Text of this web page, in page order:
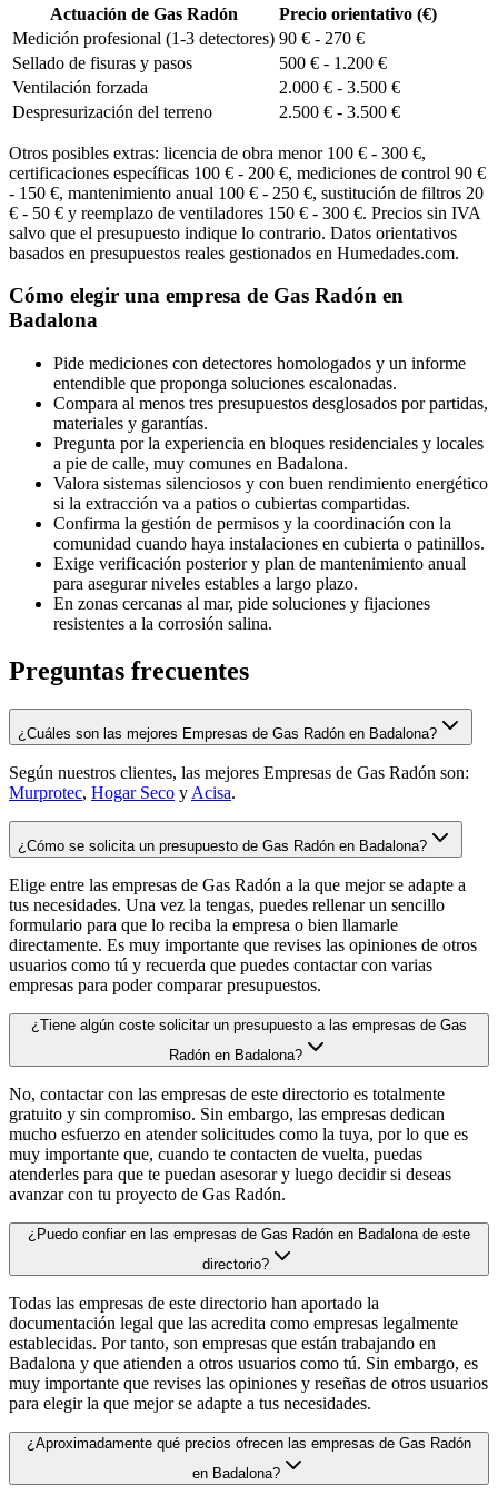
Actuación de Gas Radón
Precio orientativo (€)
Medición profesional (1-3 detectores) 90 € - 270 €
Sellado de fisuras y pasos
500 € - 1.200 €
Ventilación forzada
2.000 € - 3.500 €
Despresurización del terreno
2.500 € - 3.500 €
Otros posibles extras: licencia de obra menor 100 € - 300 €,
certificaciones específicas 100 € - 200 €, mediciones de control 90 €
- 150 €, mantenimiento anual 100 € - 250 €, sustitución de filtros 20
€ - 50 € y reemplazo de ventiladores 150 € - 300 €. Precios sin IVA
salvo que el presupuesto indique lo contrario. Datos orientativos
basados en presupuestos reales gestionados en Humedades.com.
Cómo elegir una empresa de Gas Radón en
Badalona
Pide mediciones con detectores homologados y un informe
entendible que proponga soluciones escalonadas.
Compara al menos tres presupuestos desglosados por partidas,
materiales y garantías.
Pregunta por la experiencia en bloques residenciales y locales
a pie de calle, muy comunes en Badalona.
Valora sistemas silenciosos y con buen rendimiento energético
si la extracción va a patios o cubiertas compartidas.
Confirma la gestión de permisos y la coordinación con la
comunidad cuando haya instalaciones en cubierta o patinillos.
Exige verificación posterior y plan de mantenimiento anual
para asegurar niveles estables a largo plazo.
En zonas cercanas al mar, pide soluciones y fijaciones
resistentes a la corrosión salina.
Preguntas frecuentes
¿Cuáles son las mejores Empresas de Gas Radón en Badalona?
Según nuestros clientes, las mejores Empresas de Gas Radón son:
Murprotec, Hogar Seco y Acisa.
¿Cómo se solicita un presupuesto de Gas Radón en Badalona?
Elige entre las empresas de Gas Radón a la que mejor se adapte a
tus necesidades. Una vez la tengas, puedes rellenar un sencillo
formulario para que lo reciba la empresa o bien llamarle
directamente. Es muy importante que revises las opiniones de otros
usuarios como tú y recuerda que puedes contactar con varias
empresas para poder comparar presupuestos.
¿Tiene algún coste solicitar un presupuesto a las empresas de Gas
Radón en Badalona?
No, contactar con las empresas de este directorio es totalmente
gratuito y sin compromiso. Sin embargo, las empresas dedican
mucho esfuerzo en atender solicitudes como la tuya, por lo que es
muy importante que, cuando te contacten de vuelta, puedas
atenderles para que te puedan asesorar y luego decidir si deseas
avanzar con tu proyecto de Gas Radón.
¿Puedo confiar en las empresas de Gas Radón en Badalona de este
directorio?
Todas las empresas de este directorio han aportado la
documentación legal que las acredita como empresas legalmente
establecidas. Por tanto, son empresas que están trabajando en
Badalona y que atienden a otros usuarios como tú. Sin embargo, es
muy importante que revises las opiniones y reseñas de otros usuarios
para elegir la que mejor se adapte a tus necesidades.
¿Aproximadamente qué precios ofrecen las empresas de Gas Radón
en Badalona?